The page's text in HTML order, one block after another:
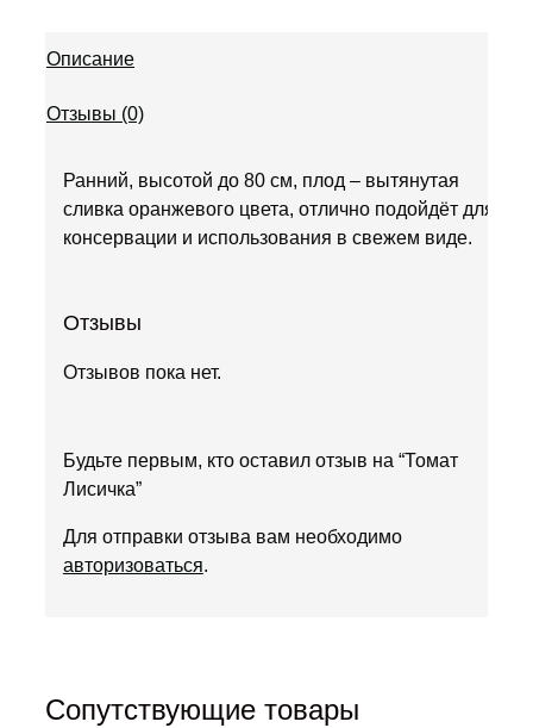
Описание
Отзывы (0)
Ранний, высотой до 80 см, плод – вытянутая
сливка оранжевого цвета, отлично подойдёт для
консервации и использования в свежем виде.
Отзывы
Отзывов пока нет.
Будьте первым, кто оставил отзыв на “Томат
Лисичка”
Для отправки отзыва вам необходимо
авторизоваться.
Сопутствующие товары